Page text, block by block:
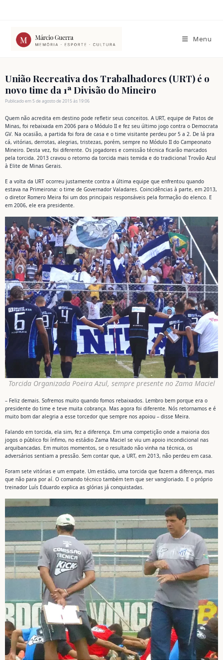
conteúdo
Menu
União Recreativa dos Trabalhadores (URT) é o
novo time da 1ª Divisão do Mineiro
Publicado em 5 de agosto de 2015 às 19:06
Quem não acredita em destino pode refletir seus conceitos. A URT, equipe de Patos de
Minas, foi rebaixada em 2006 para o Módulo II e fez seu último jogo contra o Democrata
GV. Na ocasião, a partida foi fora de casa e o time visitante perdeu por 5 a 2. De lá pra
cá, vitórias, derrotas, alegrias, tristezas, porém, sempre no Módulo II do Campeonato
Mineiro. Desta vez, foi diferente. Os jogadores e comissão técnica ficarão marcados
pela torcida. 2013 cravou o retorno da torcida mais temida e do tradicional Trovão Azul
à Elite de Minas Gerais.
E a volta da URT ocorreu justamente contra a última equipe que enfrentou quando
estava na Primeirona: o time de Governador Valadares. Coincidências à parte, em 2013,
o diretor Romero Meira foi um dos principais responsáveis pela formação do elenco. E
em 2006, ele era presidente.
Torcida Organizada Poeira Azul, sempre presente no Zama Maciel
– Feliz demais. Sofremos muito quando fomos rebaixados. Lembro bem porque era o
presidente do time e teve muita cobrança. Mas agora foi diferente. Nós retornamos e é
muito bom dar alegria a esse torcedor que sempre nos apoiou – disse Meira.
Falando em torcida, ela sim, fez a diferença. Em uma competição onde a maioria dos
jogos o público foi ínfimo, no estádio Zama Maciel se viu um apoio incondicional nas
arquibancadas. Em muitos momentos, se o resultado não vinha na técnica, os
adversários sentiam a pressão. Sem contar que, a URT, em 2013, não perdeu em casa.
Foram sete vitórias e um empate. Um estádio, uma torcida que fazem a diferença, mas
que não para por aí. O comando técnico também tem que ser vangloriado. E o próprio
treinador Luís Eduardo explica as glórias já conquistadas.